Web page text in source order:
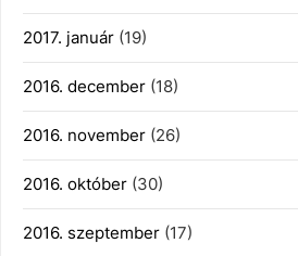
2017. január (19)
2016. december (18)
2016. november (26)
2016. október (30)
2016. szeptember (17)